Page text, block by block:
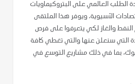
الطلب العالمي على البتروكيماويات
الآسيوية. ويوفر هذا الملتقى
والغاز لكي يتعرفوا على فرص
التي سنعلن عنها والتي تغطي كافة
بما في ذلك مشاريع التوسع في